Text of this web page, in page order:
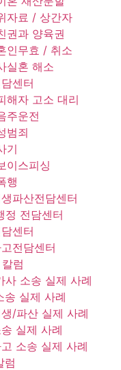
자료 / 상간자
권과 양육권
인무효 / 취소
실혼 해소
센터
해자 고소 대리
주운전
범죄
기
이스피싱
행
파산전담센터
정 전담센터
센터
전담센터
럼
사 소송 실제 사례
송 실제 사례
/파산 실제 사례
실제 사례
소송 실제 사례
럼